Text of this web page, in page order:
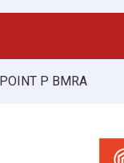
POINT P BMRA